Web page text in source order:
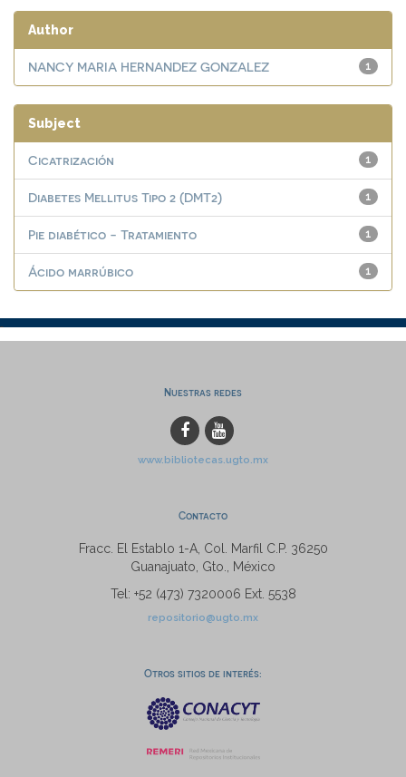
Author
1
NANCY MARIA HERNANDEZ GONZALEZ
Subject
1
Cicatrización
1
Diabetes Mellitus Tipo 2 (DMT2)
1
Pie diabético - Tratamiento
1
Ácido marrúbico
Nuestras redes
www.bibliotecas.ugto.mx
Contacto
Fracc. El Establo 1-A, Col. Marfil C.P. 36250
Guanajuato, Gto., México
Tel: +52 (473) 7320006 Ext. 5538
repositorio@ugto.mx
Otros sitios de interés: